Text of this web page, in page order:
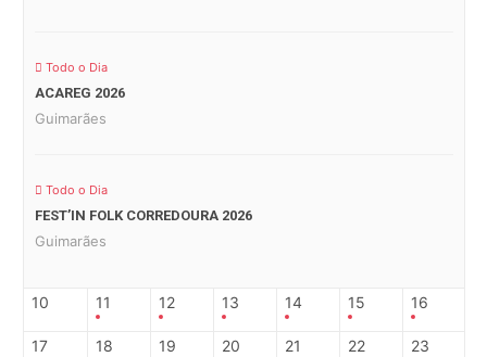
Todo o Dia
ACAREG 2026
Guimarães
Todo o Dia
FEST’IN FOLK CORREDOURA 2026
Guimarães
10 11 12 13 14 15 16
17 18 19 20 21 22 23